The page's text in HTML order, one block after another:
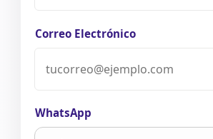
Correo Electrónico
WhatsApp